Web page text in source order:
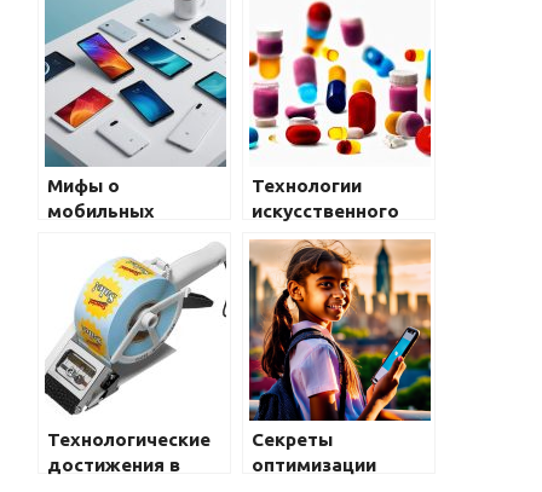
Мифы о
мобильных
правда, а что
вымысел?
Технологии
искусственного
интеллекта в
мобильных
телефонах
Технологические
достижения в
Секреты
оптимизации